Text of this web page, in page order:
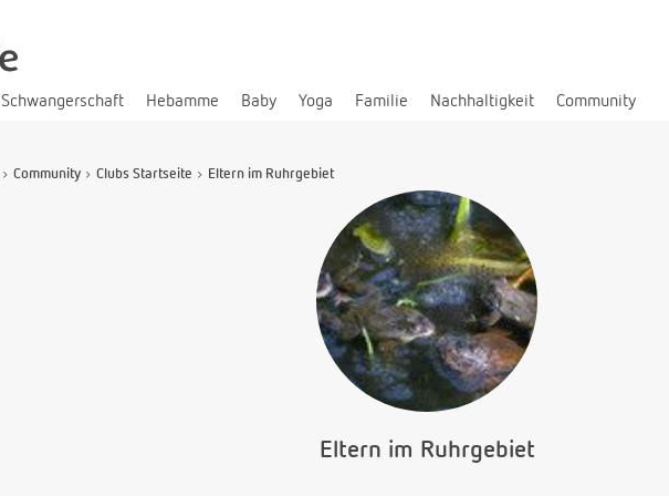
Schwangerschaft Hebamme Baby Yoga Familie Nachhaltigkeit Community
Community Clubs Startseite Eltern im Ruhrgebiet
Eltern im Ruhrgebiet